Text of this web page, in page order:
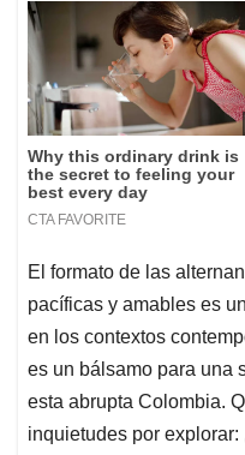
El formato de las
pacíficas y amables es
en los contextos
es un bálsamo para una
esta abrupta Colombia.
inquietudes por